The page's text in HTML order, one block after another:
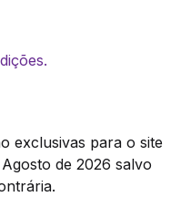
exclusivas para o site
de 2026 salvo